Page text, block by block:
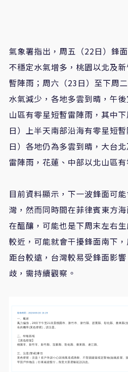
氣象署指出，周五（22日）鋒
不穩定水氣增多，桃園以北及
暫陣雨；周六（23日）至下周
水氣減少，各地多雲到晴，午
山區有零星短暫雷陣雨，其中
日）上半天南部沿海有零星短
日）各地仍為多雲到晴，大台
雷陣雨，花蓮、中部以北山區
目前資料顯示，下一波鋒面可
灣，然而同時間在菲律賓東方
在醞釀，可能也是下周末左右
較近，可能就會干擾鋒面南下
距台較遠，台灣較易受鋒面影
歧，需持續觀察。